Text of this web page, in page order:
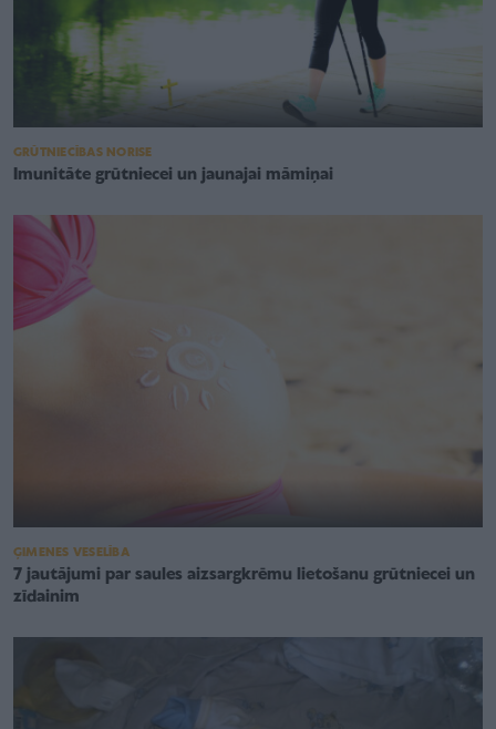
GRŪTNIECĪBAS NORISE
Imunitāte grūtniecei un jaunajai māmiņai
ĢIMENES VESELĪBA
7 jautājumi par saules aizsargkrēmu lietošanu grūtniecei un
zīdainim